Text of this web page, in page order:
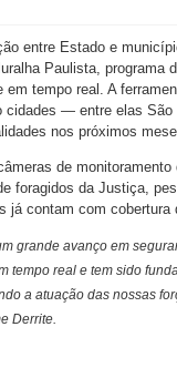
entre Estado e
Paulista, programa
em tempo real. A
cidades — entre elas
nos próximos
de
foragidos da Justiça,
já contam com cobertura
grande avanço em
tempo real e tem sido
a atuação das nossas
Derrite.